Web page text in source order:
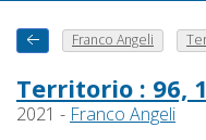
Franco Angeli
Territorio : 96,
2021 - Franco Angeli